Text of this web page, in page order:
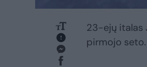
23-ejų italas
pirmojo seto.